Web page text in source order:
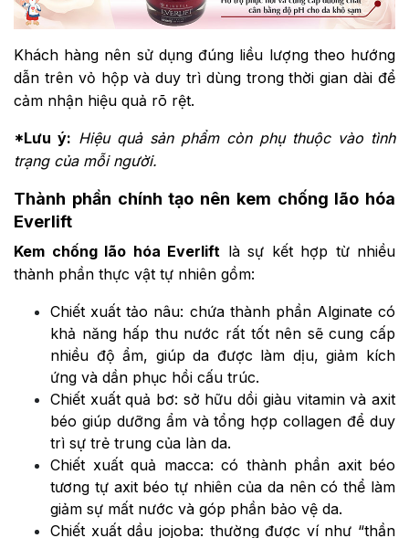
Khách hàng nên sử dụng đúng liều lượng theo hướng
dẫn trên vỏ hộp và duy trì dùng trong thời gian dài để
cảm nhận hiệu quả rõ rệt.
*Lưu ý: Hiệu quả sản phẩm còn phụ thuộc vào tình
trạng của mỗi người.
Thành phần chính tạo nên kem chống lão hóa
Everlift
Kem chống lão hóa Everlift là sự kết hợp từ nhiều
thành phần thực vật tự nhiên gồm:
Chiết xuất tảo nâu: chứa thành phần Alginate có
khả năng hấp thu nước rất tốt nên sẽ cung cấp
nhiều độ ẩm, giúp da được làm dịu, giảm kích
ứng và dần phục hồi cấu trúc.
Chiết xuất quả bơ: sở hữu dồi giàu vitamin và axit
béo giúp dưỡng ẩm và tổng hợp collagen để duy
trì sự trẻ trung của làn da.
Chiết xuất quả macca: có thành phần axit béo
tương tự axit béo tự nhiên của da nên có thể làm
giảm sự mất nước và góp phần bảo vệ da.
Chiết xuất dầu jojoba: thường được ví như “thần